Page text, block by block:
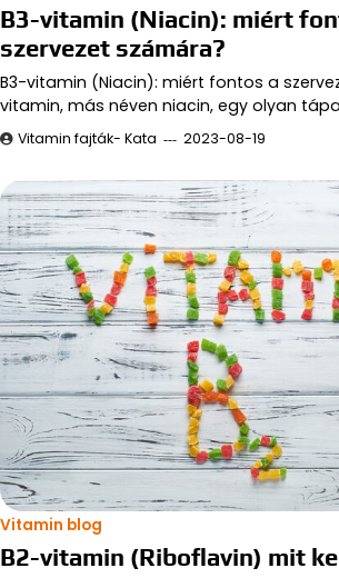
B3-vitamin (Niacin): miért
szervezet számára?
B3-vitamin (Niacin): miért fontos a
vitamin, más néven niacin, egy olyan
Vitamin fajták- Kata 2023-08-19
Vitamin blog
B2-vitamin (Riboflavin) mit